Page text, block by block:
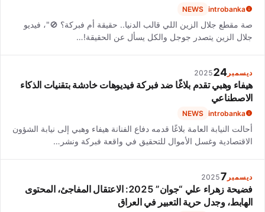
introbanka
NEWS
صة مقطع جلال الزين اللي قالب الدنيا.. حقيقة أم فبركة؟ 🚫"، فيديو
جلال الزين يتصدر جوجل والكل يسأل عن الحقيقة!…
ديسمبر 24
2025
هيفاء وهبي تقدم بلاغًا ضد فبركة فيديوهات خادشة بتقنيات الذكاء
الاصطناعي
introbanka
NEWS
أحالت النيابة العامة بلاغًا قدمه دفاع الفنانة هيفاء وهبي إلى نيابة الشؤون
الاقتصادية وغسل الأموال للتحقيق في واقعة فبركة ونشر…
ديسمبر 7
2025
فضيحة زهراء علي “جوان” 2025: الاعتقال المفاجئ، المحتوى
الهابط، وجدل حرية التعبير في العراق